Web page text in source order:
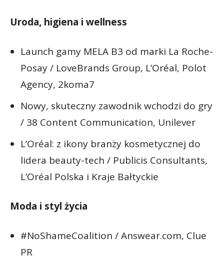
Uroda, higiena i wellness
Launch gamy MELA B3 od marki La Roche-
Posay / LoveBrands Group, L’Oréal, Polot
Agency, 2koma7
Nowy, skuteczny zawodnik wchodzi do gry
/ 38 Content Communication, Unilever
L’Oréal: z ikony branży kosmetycznej do
lidera beauty-tech / Publicis Consultants,
L’Oréal Polska i Kraje Bałtyckie
Moda i styl życia
#NoShameCoalition / Answear.com, Clue
PR